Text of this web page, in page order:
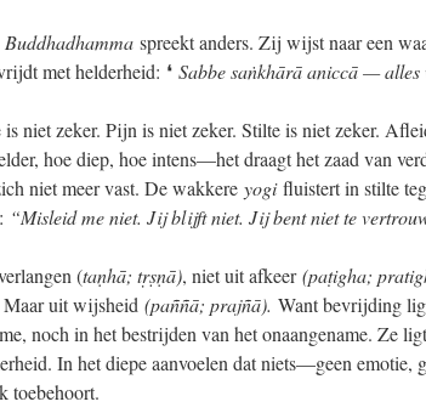
Buddhadhamma spreekt anders. Zij wijst naar een
met helderheid: ❛ Sabbe saṅkhārā aniccā —
is niet zeker. Pijn is niet zeker. Stilte is niet zeker.
hoe diep, hoe intens—het draagt het zaad van
niet meer vast. De wakkere yogifluistert in stilte
“Misleid me niet. Jij blijft niet. Jij bent niet te
(taṇhā; tṛṣṇā), niet uit afkeer(paṭigha;
Maar uit wijsheid (paññā; prajñā). Want bevrijding
noch in het bestrijden van het onaangename. Ze
In het diepe aanvoelen dat niets—geen emotie,
toebehoort.